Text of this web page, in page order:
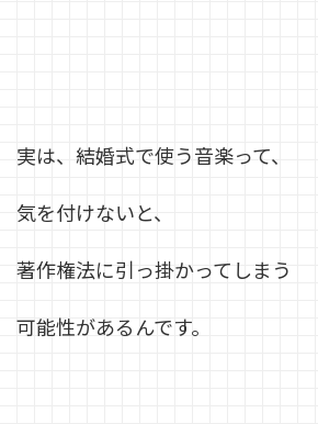
実は、結婚式で使う音楽って、
気を付けないと、
著作権法に引っ掛かってしまう
可能性があるんです。